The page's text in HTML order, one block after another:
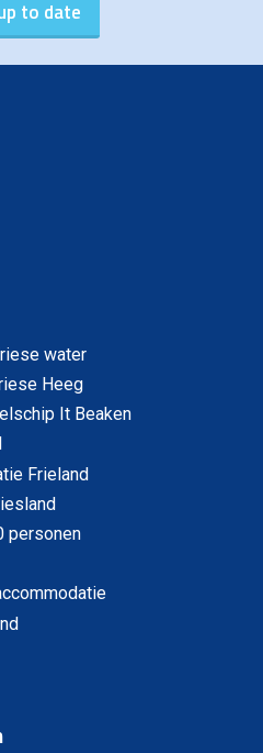
water
Heeg
It Beaken
Frieland
personen